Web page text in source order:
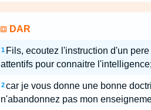
DAR
1 Fils, ecoutez l'instruction d'un pere
attentifs pour connaitre l'intelligence;
2 car je vous donne une bonne
n'abandonnez pas mon